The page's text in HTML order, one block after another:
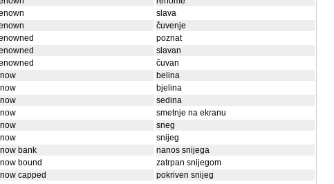
slava
čuvenje
poznat
slavan
čuvan
belina
bjelina
sedina
smetnje na ekranu
sneg
snijeg
bank
nanos snijega
bound
zatrpan snijegom
capped
pokriven snijeg